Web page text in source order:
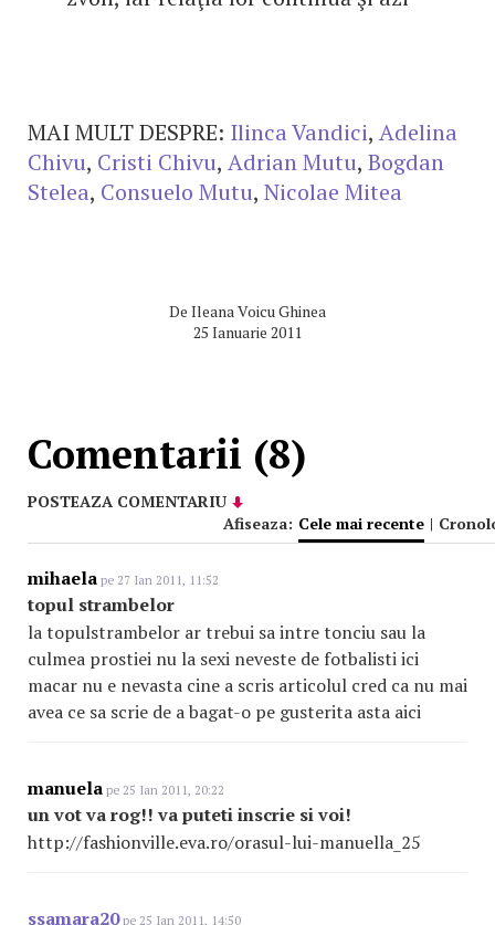
MAI MULT DESPRE: Ilinca Vandici, Adelina
Chivu, Cristi Chivu, Adrian Mutu, Bogdan
Stelea, Consuelo Mutu, Nicolae Mitea
De Ileana Voicu Ghinea
25 Ianuarie 2011
Comentarii (8)
POSTEAZA COMENTARIU
Afiseaza: Cele mai recente |
mihaela pe 27 Ian 2011, 11:52
topul strambelor
la topulstrambelor ar trebui sa intre tonciu sau la
culmea prostiei nu la sexi neveste de fotbalisti ici
macar nu e nevasta cine a scris articolul cred ca nu mai
avea ce sa scrie de a bagat-o pe gusterita asta aici
manuela pe 25 Ian 2011, 20:22
un vot va rog!! va puteti inscrie si voi!
http://fashionville.eva.ro/orasul-lui-manuella_25
ssamara20pe 25 Ian 2011, 14:50